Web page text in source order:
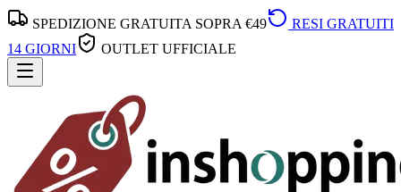
SPEDIZIONE GRATUITA SOPRA €49
RESI GRATUITI
14 GIORNI
OUTLET UFFICIALE